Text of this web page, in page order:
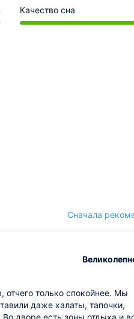
Качество сна
Сначала
отчего только спокойнее. Мы
даже халаты, тапочки,
дворе есть зоны отдыха и